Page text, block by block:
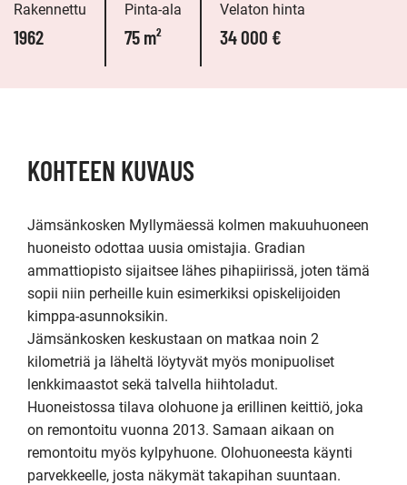
Rakennettu
1962
Pinta-ala
75 m²
Velaton hinta
34 000 €
KOHTEEN KUVAUS
Jämsänkosken Myllymäessä kolmen makuuhuoneen
huoneisto odottaa uusia omistajia. Gradian
ammattiopisto sijaitsee lähes pihapiirissä, joten tämä
sopii niin perheille kuin esimerkiksi opiskelijoiden
kimppa-asunnoksikin.
Jämsänkosken keskustaan on matkaa noin 2
kilometriä ja läheltä löytyvät myös monipuoliset
lenkkimaastot sekä talvella hiihtoladut.
Huoneistossa tilava olohuone ja erillinen keittiö, joka
on remontoitu vuonna 2013. Samaan aikaan on
remontoitu myös kylpyhuone. Olohuoneesta käynti
parvekkeelle, josta näkymät takapihan suuntaan.